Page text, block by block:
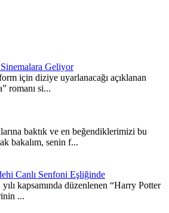
Geliyor
için diziye uyarlanacağı açıklanan
romanı si...
baktık ve en beğendiklerimizi bu
bakalım, senin f...
Canlı Senfoni Eşliğinde
kapsamında düzenlenen “Harry Potter
...